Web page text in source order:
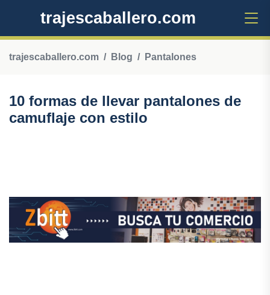
trajescaballero.com
trajescaballero.com Blog Pantalones
10 formas de llevar pantalones de
camuflaje con estilo